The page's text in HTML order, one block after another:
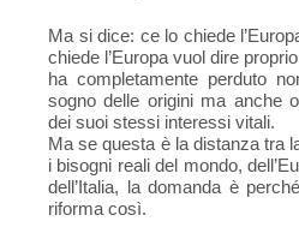
Ma si dice: ce lo chiede
chiede l’Europa vuol dire
ha completamente perduto
sogno delle origini ma anche
dei suoi stessi interessi vitali.
Ma se questa è la distanza tra
i bisogni reali del mondo,
dell’Italia, la domanda è
riforma così.